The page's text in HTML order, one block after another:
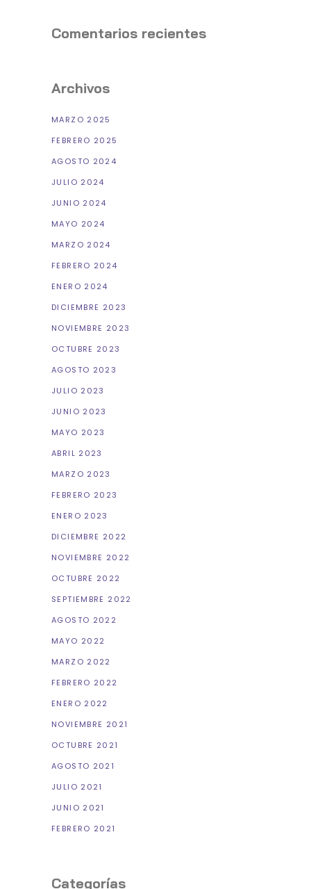
Comentarios recientes
Archivos
MARZO 2025
FEBRERO 2025
AGOSTO 2024
JULIO 2024
JUNIO 2024
MAYO 2024
MARZO 2024
FEBRERO 2024
ENERO 2024
DICIEMBRE 2023
NOVIEMBRE 2023
OCTUBRE 2023
AGOSTO 2023
JULIO 2023
JUNIO 2023
MAYO 2023
ABRIL 2023
MARZO 2023
FEBRERO 2023
ENERO 2023
DICIEMBRE 2022
NOVIEMBRE 2022
OCTUBRE 2022
SEPTIEMBRE 2022
AGOSTO 2022
MAYO 2022
MARZO 2022
FEBRERO 2022
ENERO 2022
NOVIEMBRE 2021
OCTUBRE 2021
AGOSTO 2021
JULIO 2021
JUNIO 2021
FEBRERO 2021
Categorías